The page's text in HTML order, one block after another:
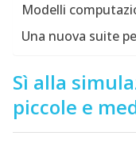
Modelli
Una nuova suite
Sì alla
piccole e